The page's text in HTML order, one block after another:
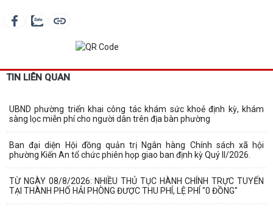
TIN LIÊN QUAN
UBND phường triển khai công tác khám sức khoẻ định kỳ, khám
sàng lọc miễn phí cho người dân trên địa bàn phường
Ban đại diện Hội đồng quản trị Ngân hàng Chính sách xã hội
phường Kiến An tổ chức phiên họp giao ban định kỳ Quý II/2026.
TỪ NGÀY 08/8/2026: NHIỀU THỦ TỤC HÀNH CHÍNH TRỰC TUYẾN
TẠI THÀNH PHỐ HẢI PHÒNG ĐƯỢC THU PHÍ, LỆ PHÍ "0 ĐỒNG"